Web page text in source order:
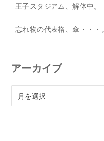
王子スタジアム、解体中。
忘れ物の代表格、傘・・・。
アーカイブ